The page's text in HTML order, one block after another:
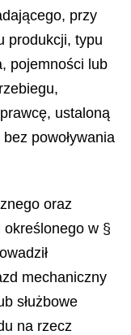
przy
produkcji, typu
pojemności lub
ustaloną
powoływania
oraz
w §
mechaniczny
służbowe
na rzecz